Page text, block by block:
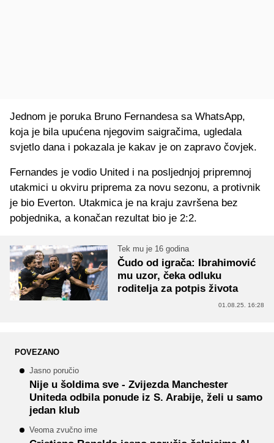
Jednom je poruka Bruno Fernandesa sa WhatsApp,
koja je bila upućena njegovim saigračima, ugledala
svjetlo dana i pokazala je kakav je on zapravo čovjek.
Fernandes je vodio United i na posljednjoj pripremnoj
utakmici u okviru priprema za novu sezonu, a protivnik
je bio Everton. Utakmica je na kraju završena bez
pobjednika, a konačan rezultat bio je 2:2.
Tek mu je 16 godina
Čudo od igrača: Ibrahimović
mu uzor, čeka odluku
roditelja za potpis života
01.08.25. 16:28
POVEZANO
Jasno poručio
Nije u šoldima sve - Zvijezda Manchester
Uniteda odbila ponude iz S. Arabije, želi u samo
jedan klub
Veoma zvučno ime